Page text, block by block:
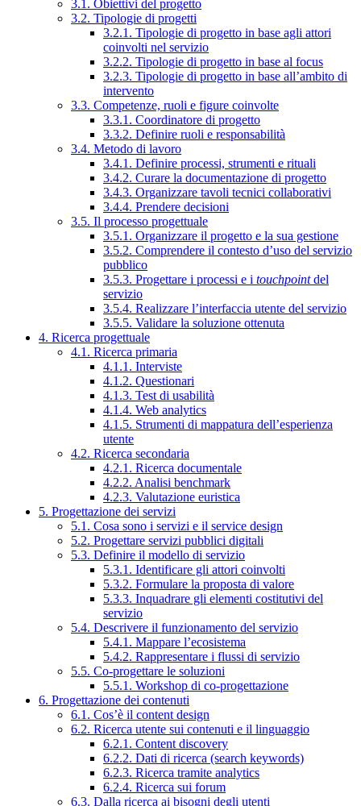
3.1. Obiettivi del progetto
3.2. Tipologie di progetti
3.2.1. Tipologie di progetto in base agli attori
coinvolti nel servizio
3.2.2. Tipologie di progetto in base al focus
3.2.3. Tipologie di progetto in base all’ambito di
intervento
3.3. Competenze, ruoli e figure coinvolte
3.3.1. Coordinatore di progetto
3.3.2. Definire ruoli e responsabilità
3.4. Metodo di lavoro
3.4.1. Definire processi, strumenti e rituali
3.4.2. Curare la documentazione di progetto
3.4.3. Organizzare tavoli tecnici collaborativi
3.4.4. Prendere decisioni
3.5. Il processo progettuale
3.5.1. Organizzare il progetto e la sua gestione
3.5.2. Comprendere il contesto d’uso del servizio
pubblico
3.5.3. Progettare i processi e i touchpointdel
servizio
3.5.4. Realizzare l’interfaccia utente del servizio
3.5.5. Validare la soluzione ottenuta
4. Ricerca progettuale
4.1. Ricerca primaria
4.1.1. Interviste
4.1.2. Questionari
4.1.3. Test di usabilità
4.1.4. Web analytics
4.1.5. Strumenti di mappatura dell’esperienza
utente
4.2. Ricerca secondaria
4.2.1. Ricerca documentale
4.2.2. Analisi benchmark
4.2.3. Valutazione euristica
5. Progettazione dei servizi
5.1. Cosa sono i servizi e il service design
5.2. Progettare servizi pubblici digitali
5.3. Definire il modello di servizio
5.3.1. Identificare gli attori coinvolti
5.3.2. Formulare la proposta di valore
5.3.3. Inquadrare gli elementi costitutivi del
servizio
5.4. Descrivere il funzionamento del servizio
5.4.1. Mappare l’ecosistema
5.4.2. Rappresentare i flussi di servizio
5.5. Co-progettare le soluzioni
5.5.1. Workshop di co-progettazione
6. Progettazione dei contenuti
6.1. Cos’è il content design
6.2. Ricerca utente sui contenuti e il linguaggio
6.2.1. Content discovery
6.2.2. Dati di ricerca (search keywords)
6.2.3. Ricerca tramite analytics
6.2.4. Ricerca sui forum
6.3. Dalla ricerca ai bisogni degli utenti